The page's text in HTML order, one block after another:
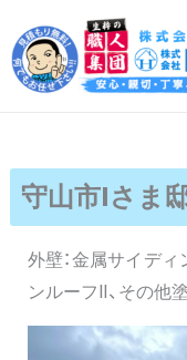
容
を
ッ
守山市Iさま
外壁：金属サイディ
ンルーフⅡ、その他